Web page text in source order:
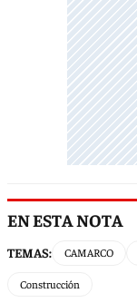
EN ESTA NOTA
TEMAS: CAMARCO
Construcción